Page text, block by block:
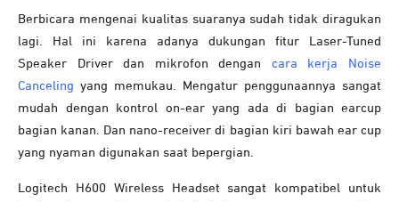
Berbicara mengenai kualitas suaranya sudah tidak diragukan
lagi. Hal ini karena adanya dukungan fitur Laser-Tuned
Speaker Driver dan mikrofon dengan cara kerja Noise
Canceling yang memukau. Mengatur penggunaannya sangat
mudah dengan kontrol on-ear yang ada di bagian earcup
bagian kanan. Dan nano-receiver di bagian kiri bawah ear cup
yang nyaman digunakan saat bepergian.
Logitech H600 Wireless Headset sangat kompatibel untuk